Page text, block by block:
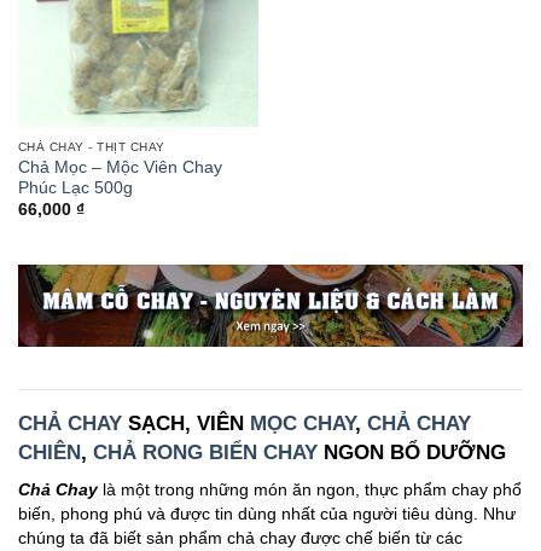
CHẢ CHAY - THỊT CHAY
Chả Mọc – Mộc Viên Chay
Phúc Lạc 500g
66,000 ₫
CHẢ CHAY SẠCH, VIÊN MỌC CHAY, CHẢ CHAY
CHIÊN, CHẢ RONG BIỂN CHAY NGON BỔ DƯỠNG
Chả Chaylà một trong những món ăn ngon, thực phẩm chay phổ
biến, phong phú và được tin dùng nhất của người tiêu dùng. Như
chúng ta đã biết sản phẩm chả chay được chế biến từ các